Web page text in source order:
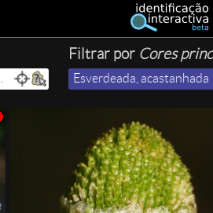
Filtrar por Cores
Esverdeada, acastanhada